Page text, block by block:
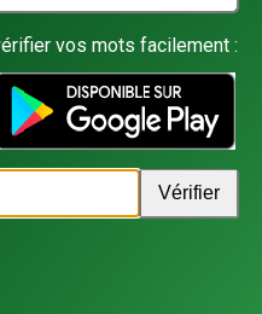
vos mots facilement :